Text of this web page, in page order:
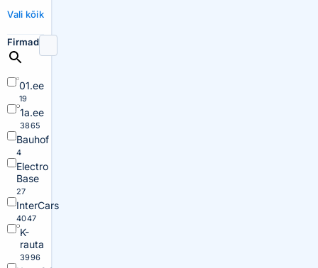
Vali kõik
Firmad
01.ee
19
1a.ee
3865
Bauhof
4
Electro
Base
27
InterCars
4047
K-
rauta
3996